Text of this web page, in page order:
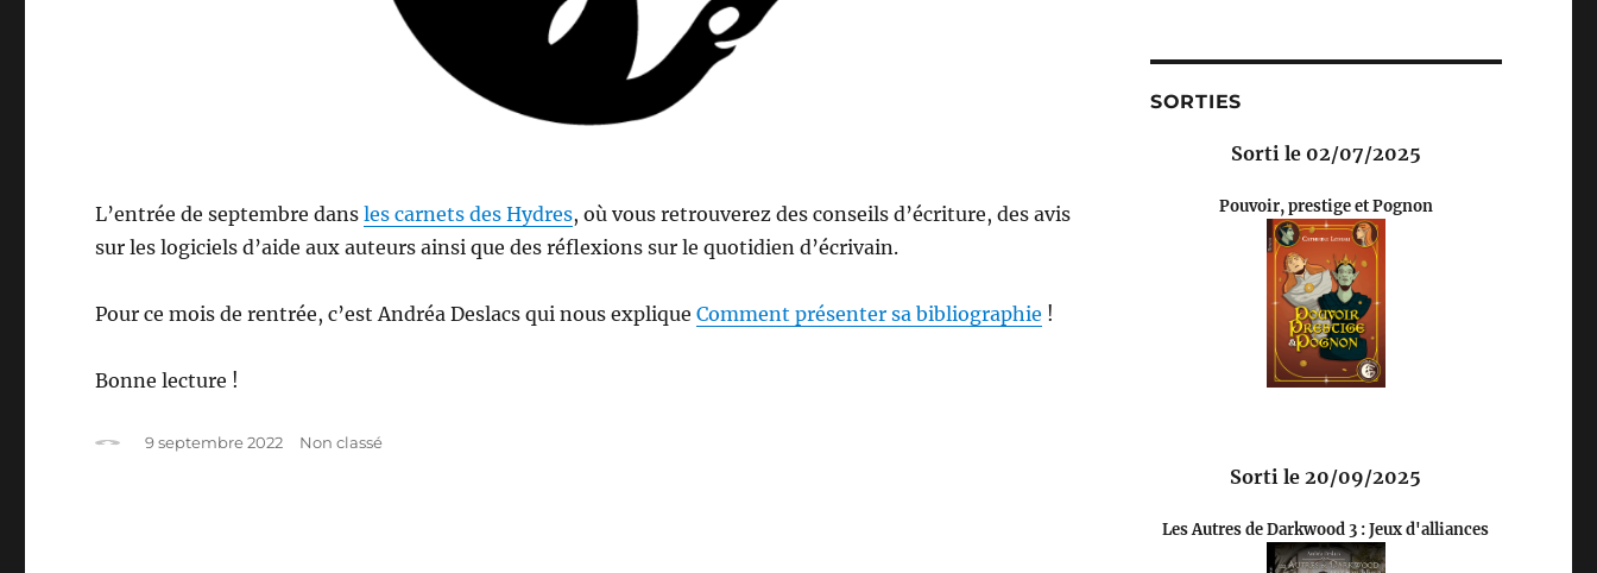
L’entrée de septembre dansles carnets des Hydres, où vous retrouverez des conseils d’écriture, des avis
sur les logiciels d’aide aux auteurs ainsi que des réflexions sur le quotidien d’écrivain.
Pour ce mois de rentrée, c’est Andréa Deslacs qui nous expliqueComment présenter sa bibliographie !
Bonne lecture !
Auteur
Publié
9 septembre 2022 Catégories
Non classé
SORTIES
Sorti le 02/07/2025
Pouvoir, prestige et Pognon
Sorti le 20/09/2025
Les Autres de Darkwood 3 : Jeux d'alliances